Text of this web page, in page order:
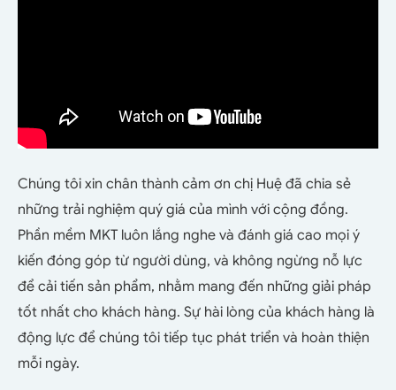
Chúng tôi xin chân thành cảm ơn chị Huệ đã chia sẻ
những trải nghiệm quý giá của mình với cộng đồng.
Phần mềm MKT luôn lắng nghe và đánh giá cao mọi ý
kiến đóng góp từ người dùng, và không ngừng nỗ lực
để cải tiến sản phẩm, nhằm mang đến những giải pháp
tốt nhất cho khách hàng. Sự hài lòng của khách hàng là
động lực để chúng tôi tiếp tục phát triển và hoàn thiện
mỗi ngày.